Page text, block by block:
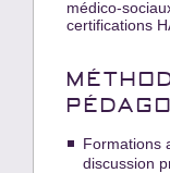
médico-
certifications
Formations
discussion